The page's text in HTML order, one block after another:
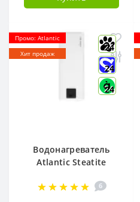
Промо: Atlantic
Хит продаж
24
24
24
Водонагреватель
Atlantic Steatite
1500W, - 841286
6